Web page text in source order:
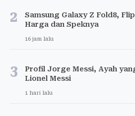
2
Samsung Galaxy Z Fold8,
Harga dan Speknya
16 jam lalu
3
Profil Jorge Messi, Ayah
Lionel Messi
1 hari lalu